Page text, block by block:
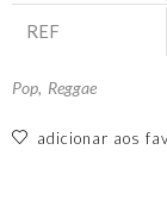
REF
Pop, Reggae
adicionar aos